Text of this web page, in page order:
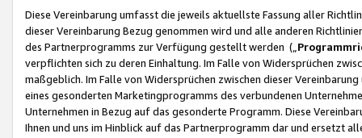
Diese Vereinbarung umfasst die jeweils aktuellste Fassung aller
dieser Vereinbarung Bezug genommen wird und alle anderen
des Partnerprogramms zur Verfügung gestellt werden („
verpflichten sich zu deren Einhaltung. Im Falle von Widersprüchen
maßgeblich. Im Falle von Widersprüchen zwischen dieser
eines gesonderten Marketingprogramms des verbundenen
Unternehmen in Bezug auf das gesonderte Programm. Diese
Ihnen und uns im Hinblick auf das Partnerprogramm dar und ersetzt